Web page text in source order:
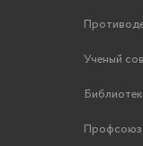
Ученый
Профсоюз